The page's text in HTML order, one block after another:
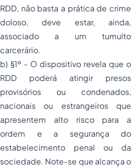
RDD, não basta a prática de crime
doloso, deve estar, ainda,
associado a um tumulto
carcerário.
b) §1º - O dispositivo revela que o
RDD poderá atingir presos
provisórios ou condenados,
nacionais ou estrangeiros que
apresentem alto risco para a
ordem e a segurança do
estabelecimento penal ou da
sociedade. Note-se que alcança o